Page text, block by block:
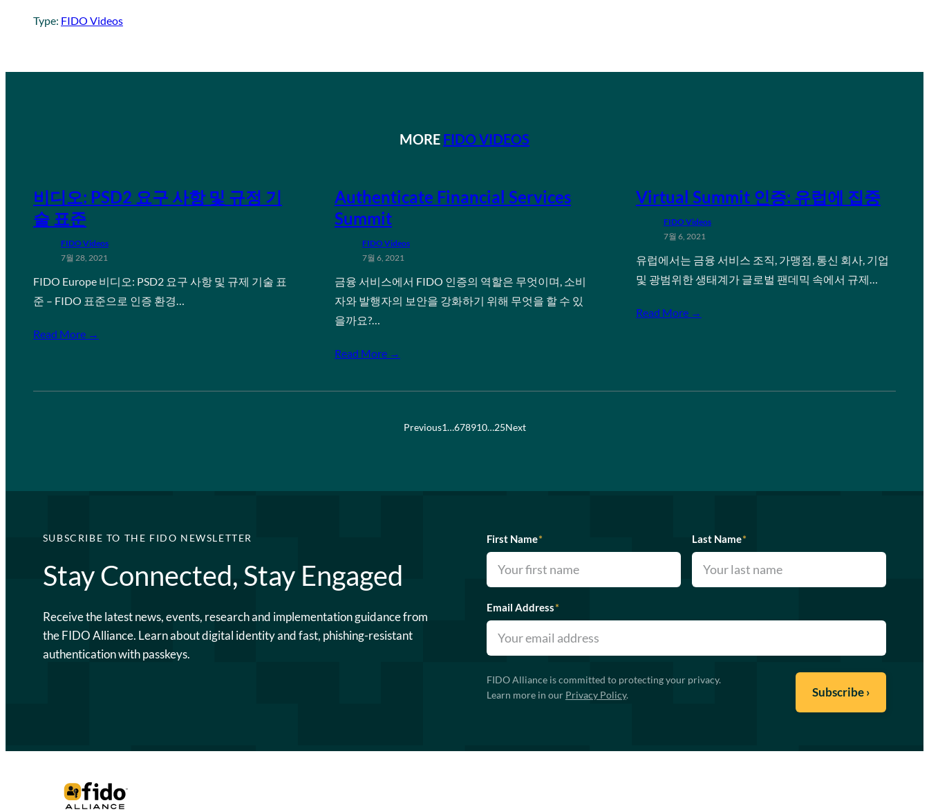
Type: FIDO Videos
MORE FIDO VIDEOS
비디오: PSD2 요구 사항 및 규정 기
술 표준
FIDO Videos
7월 28, 2021
FIDO Europe 비디오: PSD2 요구 사항 및 규제 기술 표
준 – FIDO 표준으로 인증 환경…
Read More →
Authenticate Financial Services
Summit
FIDO Videos
7월 6, 2021
금융 서비스에서 FIDO 인증의 역할은 무엇이며, 소비
자와 발행자의 보안을 강화하기 위해 무엇을 할 수 있
을까요?…
Read More →
Virtual Summit 인증: 유럽에 집중
FIDO Videos
7월 6, 2021
유럽에서는 금융 서비스 조직, 가맹점, 통신 회사, 기업
및 광범위한 생태계가 글로벌 팬데믹 속에서 규제…
Read More →
Previous1…678910…25Next
SUBSCRIBE TO THE FIDO NEWSLETTER
Stay Connected, Stay Engaged
Receive the latest news, events, research and implementation guidance from
the FIDO Alliance. Learn about digital identity and fast, phishing-resistant
authentication with passkeys.
First Name* Last Name*
Email Address*
FIDO Alliance is committed to protecting your privacy.
Learn more in our Privacy Policy.